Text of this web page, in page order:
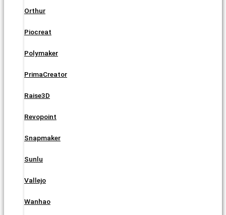
Orthur
Piocreat
Polymaker
PrimaCreator
Raise3D
Revopoint
Snapmaker
Sunlu
Vallejo
Wanhao